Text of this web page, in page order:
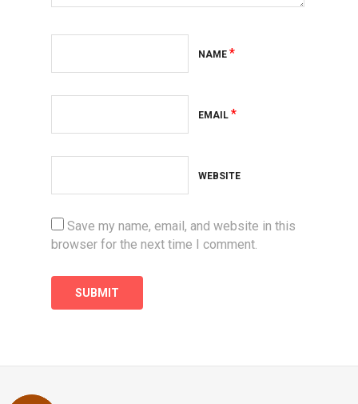
NAME *
EMAIL *
WEBSITE
Save my name, email, and website in this
browser for the next time I comment.